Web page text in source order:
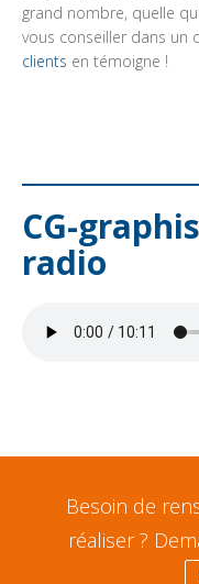
grand nombre, quelle
vous conseiller dans un
clients en témoigne !
CG-
radio
Besoin de
réaliser ?